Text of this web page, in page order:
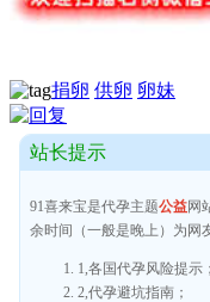
捐卵 供卵 卵妹
站长提示
91喜来宝是代孕主题公益网
余时间（一般是晚上）为网
1,各国代孕风险提示；
2,代孕避坑指南；